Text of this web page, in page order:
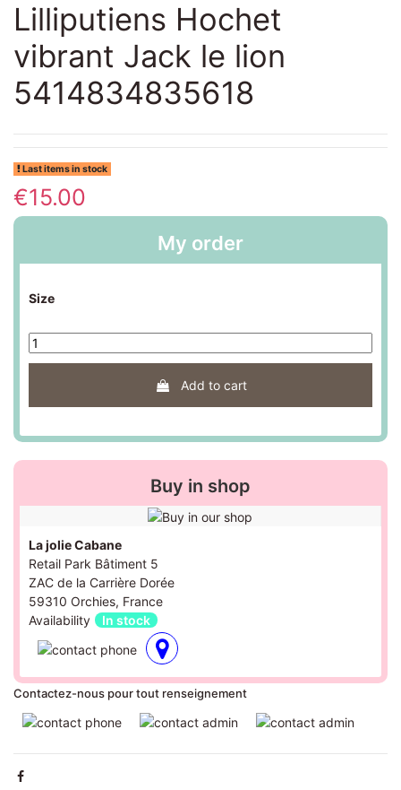
Lilliputiens Hochet
vibrant Jack le lion
5414834835618
Last items in stock
€15.00
My order
Size
Add to cart
Buy in shop
La jolie Cabane
Retail Park Bâtiment 5
ZAC de la Carrière Dorée
59310 Orchies, France
Availability
In stock
Contactez-nous pour tout renseignement